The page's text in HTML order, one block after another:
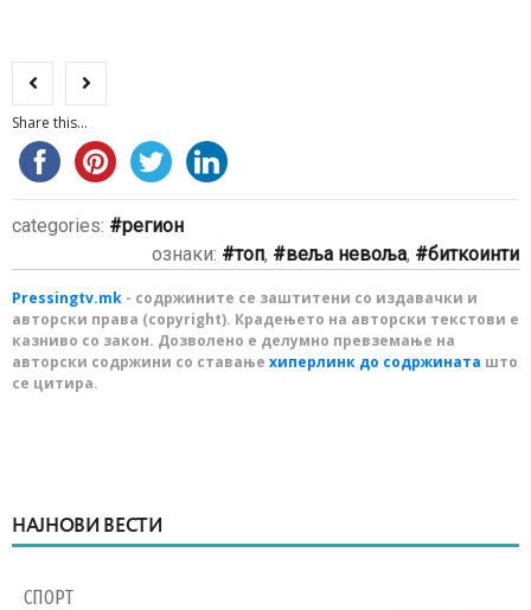
Share this...
categories:
регион
ознаки:
топ, веља невоља, биткоинти
Pressingtv.mk - содржините се заштитени со издавачки и
авторски права (copyright). Крадењето на авторски текстови е
казниво со закон. Дозволено е делумно превземање на
авторски содржини со ставање хиперлинк до содржината што
се цитира.
НАЈНОВИ ВЕСТИ
СПОРТ